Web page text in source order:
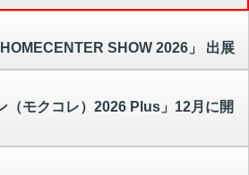
SHOW 2026」 出展
（モクコレ）2026 Plus」12月に開